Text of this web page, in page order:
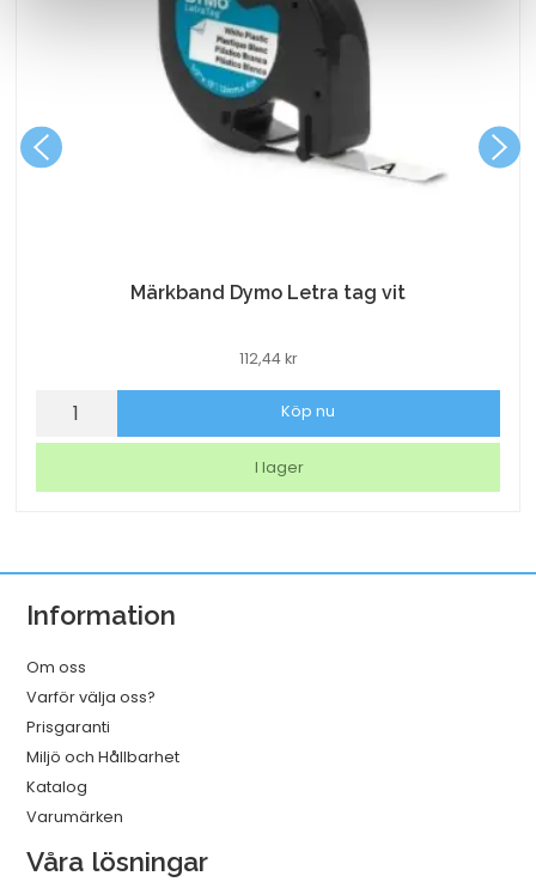
Märkband Dymo Letra tag vit
112,44kr
Märkband
tag
Köp nu
I lager
Information
Om oss
Varför välja oss?
Prisgaranti
Miljö och Hållbarhet
Katalog
Varumärken
Våra lösningar